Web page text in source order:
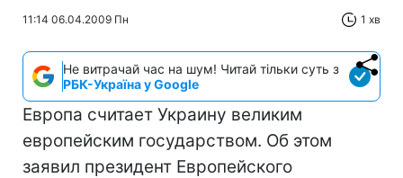
11:14 06.04.2009 Пн 1 хв
Не витрачай час на шум! Читай тільки суть з
РБК-Україна у Google
Европа считает Украину великим
европейским государством. Об этом
заявил президент Европейского